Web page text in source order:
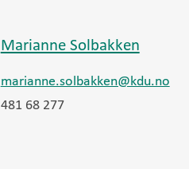
Marianne Solbakken
marianne.solbakken@kdu.no
481 68 277